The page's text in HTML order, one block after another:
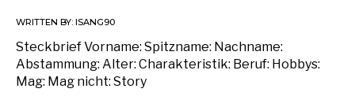
WRITTEN BY: ISANG90
Steckbrief Vorname: Spitzname: Nachname:
Abstammung: Alter: Charakteristik: Beruf: Hobbys:
Mag: Mag nicht: Story